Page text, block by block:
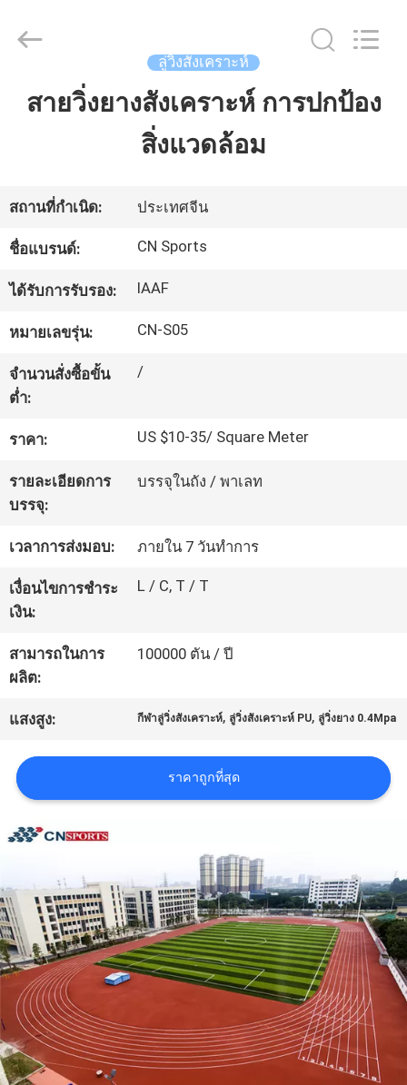
บ้าน
เกี่ยว
กับ
เรา
ทัวร์
โรงงาน
ควบคุม
คุณภาพ
ติดต่อ
เรา
ขอ
ใบ
เสนอ
ราคา
แผนผัง
เว็บไซต์
PRIVACY
POLICY
Materials
Reserved.
ลู่วิ่งสังเคราะห์
สายวิ่งยางสังเคราะห์ การปกป้อง
สิ่งแวดล้อม
สถานที่กำเนิด: ประเทศจีน
ชื่อแบรนด์: CN Sports
ได้รับการรับรอง: IAAF
หมายเลขรุ่น: CN-S05
จำนวนสั่งซื้อขั้น
ต่ำ:
/
ราคา: US $10-35/ Square Meter
รายละเอียดการ
บรรจุ:
บรรจุในถัง / พาเลท
เวลาการส่งมอบ: ภายใน 7 วันทำการ
เงื่อนไขการชำระ
เงิน:
L / C, T / T
สามารถในการ
ผลิต:
100000 ตัน / ปี
แสงสูง: กีฬาลู่วิ่งสังเคราะห์, ลู่วิ่งสังเคราะห์ PU, ลู่วิ่งยาง 0.4Mpa
ราคาถูกที่สุด